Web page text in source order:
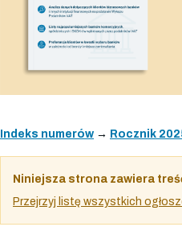
Indeks numerów → Rocznik
Niniejsza strona zawiera
Przejrzyj listę wszystkich